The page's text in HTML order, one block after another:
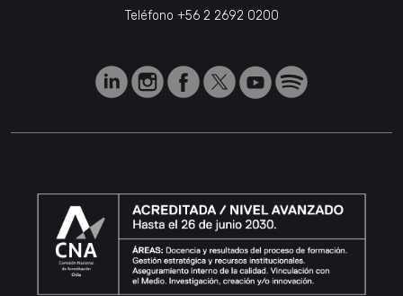
Teléfono +56 2 2692 0200